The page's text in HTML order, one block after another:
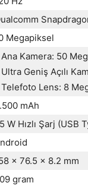
Megapiksel
Kamera: 50
Geniş Açılı
Telefoto Lens: 8
mAh
W Hızlı Şarj (USB
x 76.5 x 8.2 mm
gram